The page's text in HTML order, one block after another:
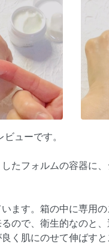
ューです。
たフォルムの容器に
ます。箱の中に専用
ので、衛生的なのと
く肌にのせて伸ばす